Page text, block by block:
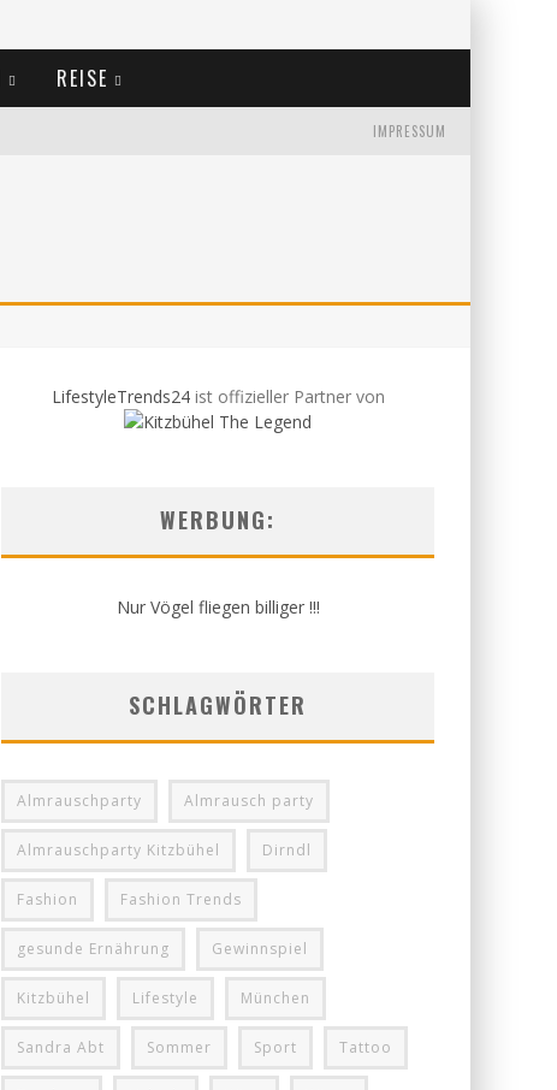
REISE
IMPRESSUM
LifestyleTrends24ist offizieller Partner von
WERBUNG:
Nur Vögel fliegen billiger !!!
SCHLAGWÖRTER
Almrauschparty Almrausch party
Almrauschparty Kitzbühel Dirndl
Fashion Fashion Trends
gesunde Ernährung Gewinnspiel
Kitzbühel Lifestyle München
Sandra Abt Sommer Sport Tattoo